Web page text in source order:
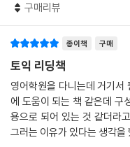
구매리뷰
종이책 구매
토익 리딩책
영어학원을 다니는데 거기서
에 도움이 되는 책 같은데 구
용으로 되어 있는 것 같더라
그러는 이유가 있다는 생각을